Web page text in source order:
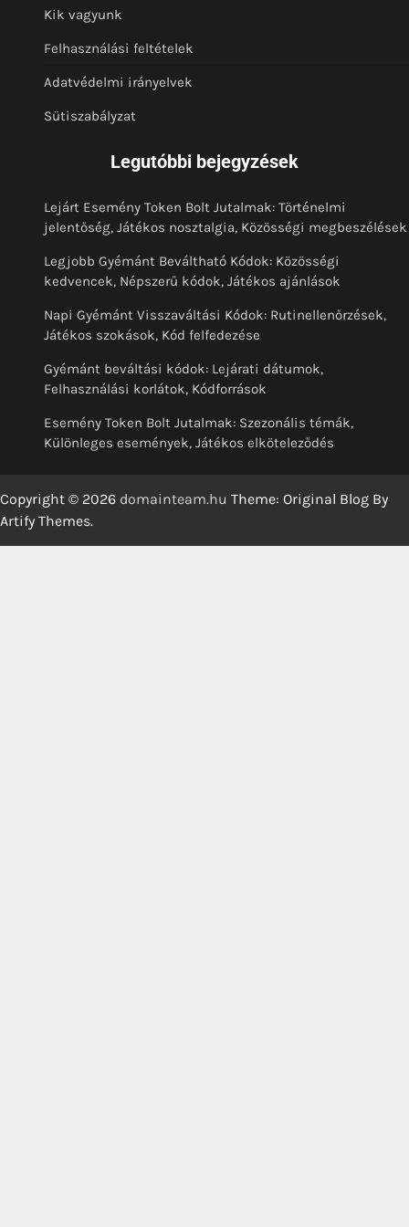
Kik vagyunk
Felhasználási feltételek
Adatvédelmi irányelvek
Sütiszabályzat
Legutóbbi bejegyzések
Lejárt Esemény Token Bolt Jutalmak: Történelmi
jelentőség, Játékos nosztalgia, Közösségi megbeszélések
Legjobb Gyémánt Beváltható Kódok: Közösségi
kedvencek, Népszerű kódok, Játékos ajánlások
Napi Gyémánt Visszaváltási Kódok: Rutinellenőrzések,
Játékos szokások, Kód felfedezése
Gyémánt beváltási kódok: Lejárati dátumok,
Felhasználási korlátok, Kódforrások
Esemény Token Bolt Jutalmak: Szezonális témák,
Különleges események, Játékos elköteleződés
Copyright © 2026 domainteam.hu Theme: Original Blog By
Artify Themes.